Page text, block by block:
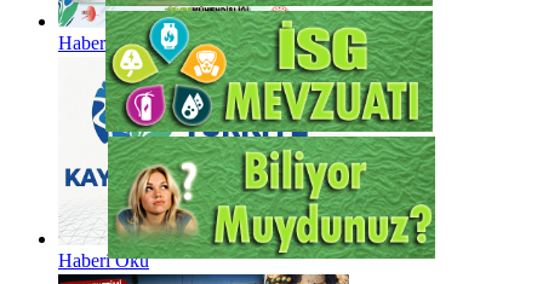
Haberi Oku
Haberi Oku